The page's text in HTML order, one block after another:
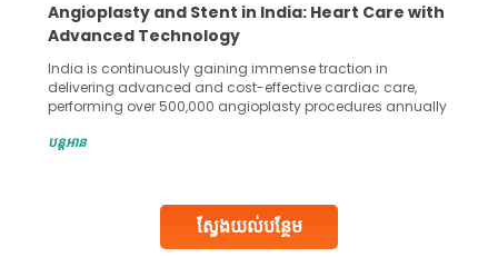
ស្វែងយល់បន្ថែម
Angioplasty and Stent in India: Heart Care with
Advanced Technology
India is continuously gaining immense traction in
delivering advanced and cost-effective cardiac care,
performing over 500,000 angioplasty procedures annually
globe are searching for treatments like angioplasty and
Studies, such as one published
បន្តអាន